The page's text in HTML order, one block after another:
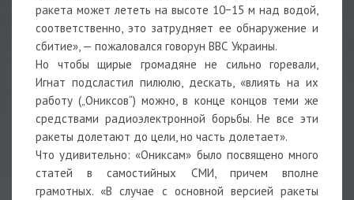
ракета может лететь на высоте 10−15 м над водой,
соответственно, это затрудняет ее обнаружение и
сбитие», — пожаловался говорун ВВС Украины.
Но чтобы щирые громадяне не сильно горевали,
Игнат подсластил пилюлю, дескать, «влиять на их
работу („Ониксов“) можно, в конце концов теми же
средствами радиоэлектронной борьбы. Не все эти
ракеты долетают до цели, но часть долетает».
Что удивительно: «Ониксам» было посвящено много
статей в самостийных СМИ, причем вполне
грамотных. «В случае с основной версией ракеты